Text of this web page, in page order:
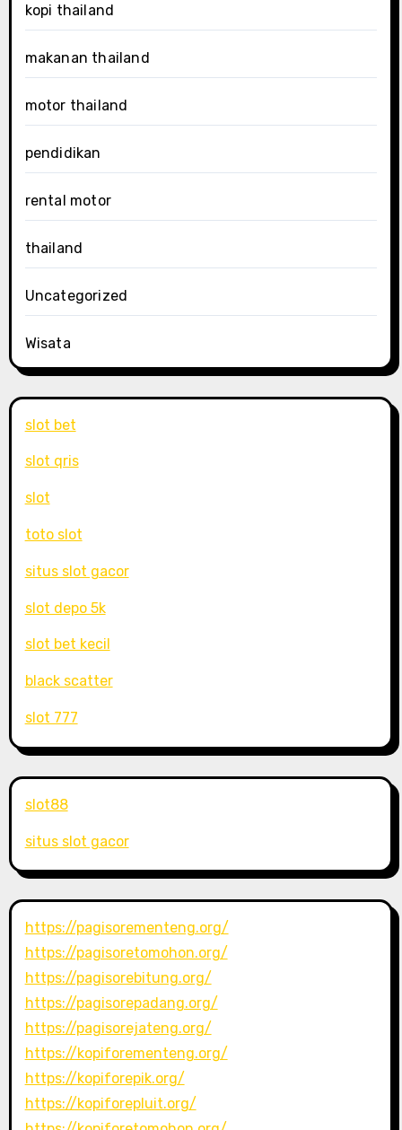
kopi thailand
makanan thailand
motor thailand
pendidikan
rental motor
thailand
Uncategorized
Wisata
slot bet
slot qris
slot
toto slot
situs slot gacor
slot depo 5k
slot bet kecil
black scatter
slot 777
slot88
situs slot gacor
https://pagisorementeng.org/
https://pagisoretomohon.org/
https://pagisorebitung.org/
https://pagisorepadang.org/
https://pagisorejateng.org/
https://kopiforementeng.org/
https://kopiforepik.org/
https://kopiforepluit.org/